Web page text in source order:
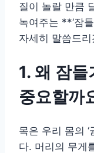
질이 놀랄 만큼
녹여주는 **‘잠
자세히 말씀드
1. 왜 잠
중요할까
목은 우리 몸의
다. 머리의 무게